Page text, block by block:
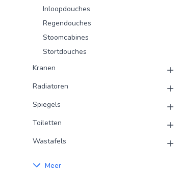
Inloopdouches
Regendouches
Stoomcabines
Stortdouches
Kranen
Radiatoren
Spiegels
Toiletten
Wastafels
Meer